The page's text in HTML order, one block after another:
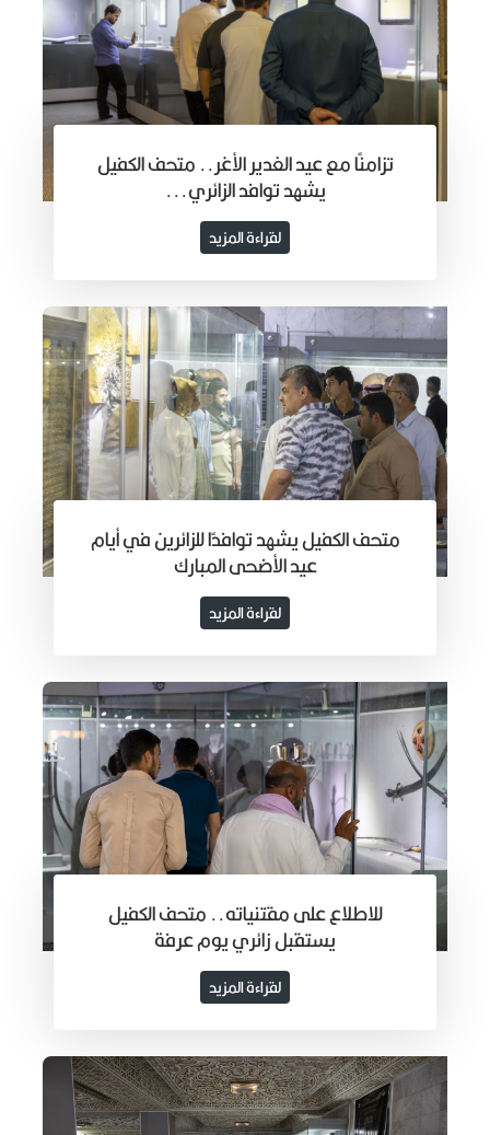
تزامنًا مع عيد الغدير الأغر.. متحف الكفيل
يشهد توافد الزائري...
لقراءة المزيد
متحف الكفيل يشهد توافدًا للزائرين في أيام
عيد الأضحى المبارك
لقراءة المزيد
للاطلاع على مقتنياته.. متحف الكفيل
يستقبل زائري يوم عرفة
لقراءة المزيد